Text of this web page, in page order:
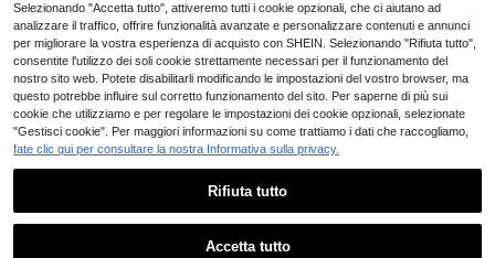
Selezionando "Accetta tutto", attiveremo tutti i cookie opzionali, che ci aiutano ad
analizzare il traffico, offrire funzionalità avanzate e personalizzare contenuti e annunci
per migliorare la vostra esperienza di acquisto con SHEIN. Selezionando "Rifiuta tutto",
consentite l'utilizzo dei soli cookie strettamente necessari per il funzionamento del
nostro sito web. Potete disabilitarli modificando le impostazioni del vostro browser, ma
questo potrebbe influire sul corretto funzionamento del sito. Per saperne di più sui
cookie che utilizziamo e per regolare le impostazioni dei cookie opzionali, selezionate
"Gestisci cookie". Per maggiori informazioni su come trattiamo i dati che raccogliamo,
fate clic qui per consultare la nostra Informativa sulla privacy.
Rifiuta tutto
Accetta tutto